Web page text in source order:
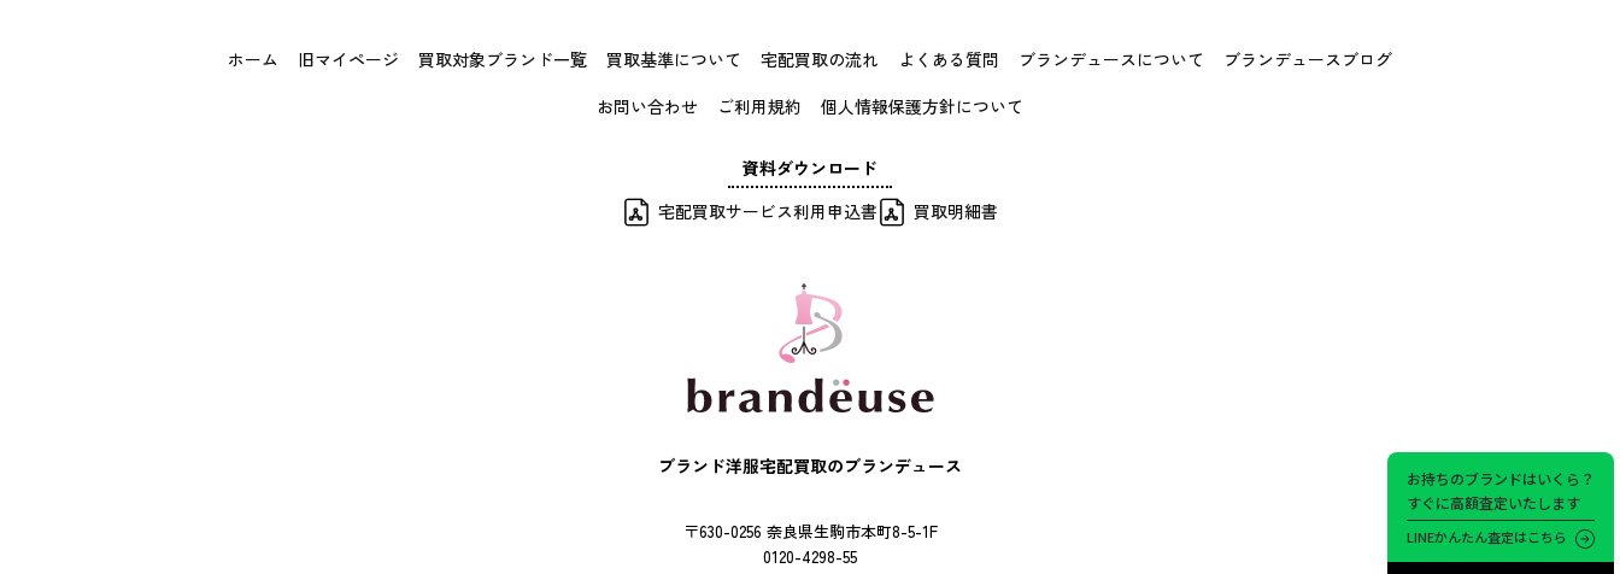
お持ちのブランドはいくら？
すぐに高額査定いたします
LINEかんたん査定はこちら
ホーム 旧マイページ 買取対象ブランド一覧 買取基準について 宅配買取の流れ よくある質問 ブランデュースについて
ブランデュースブログ
お問い合わせ
ご利用規約 個人情報保護方針について
資料ダウンロード
宅配買取サービス利用申込書
買取明細書
ブランド洋服宅配買取のブランデュース
〒630-0256 奈良県生駒市本町8-5-1F
0120-4298-55